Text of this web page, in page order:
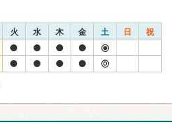
火 水 木 金 土 日 祝